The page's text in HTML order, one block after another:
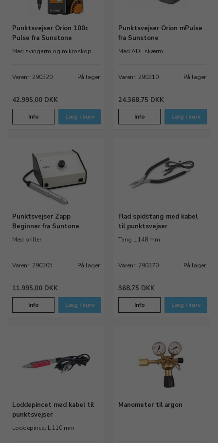
Punktsvejser Orion 100c
Pulse fra Sunstone
Med svingarm og mikroskop
Varenr. 290320 På lager
42.995,00 DKK
Info Læg i kurv
Punktsvejser Orion mPulse
fra Sunstone
Med ADL skærm
Varenr. 290310 På lager
24.368,75 DKK
Info Læg i kurv
Punktsvejser Zapp
Beginner fra Suntone
Med briller
Varenr. 290305 På lager
11.995,00 DKK
Info Læg i kurv
Flad spidstang med kabel
til punktsvejser
Tang L 148 mm
Varenr. 290370 På lager
368,75 DKK
Info Læg i kurv
Loddepincet med kabel til
punktsvejser
Loddepincet L 110 mm
Manometer til argon